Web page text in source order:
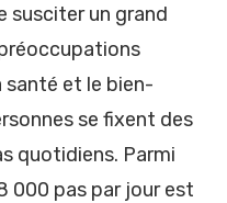
susciter un grand
et le bien-
se fixent des
quotidiens. Parmi
000 pas par jour est